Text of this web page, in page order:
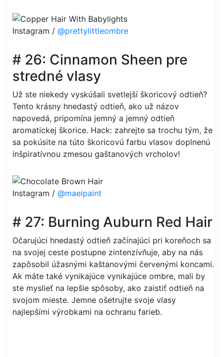
Instagram / @prettylittleombre
# 26: Cinnamon Sheen pre
stredné vlasy
Už ste niekedy vyskúšali svetlejší škoricový odtieň?
Tento krásny hnedastý odtieň, ako už názov
napovedá, pripomína jemný a jemný odtieň
aromatickej škorice. Hack: zahrejte sa trochu tým, že
sa pokúsite na túto škoricovú farbu vlasov doplnenú
inšpiratívnou zmesou gaštanových vrcholov!
Instagram / @maeipaint
# 27: Burning Auburn Red Hair
Očarujúci hnedastý odtieň začínajúci pri koreňoch sa
na svojej ceste postupne zintenzívňuje, aby na nás
zapôsobil úžasnými kaštanovými červenými koncami.
Ak máte také vynikajúce vynikajúce ombre, mali by
ste myslieť na lepšie spôsoby, ako zaistiť odtieň na
svojom mieste. Jemne ošetrujte svoje vlasy
najlepšími výrobkami na ochranu farieb.